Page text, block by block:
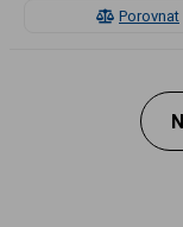
Porovnat